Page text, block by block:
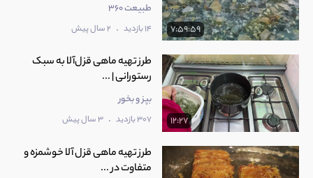
7:59:59
طبیعت 360
14 بازدید . 2 سال پیش
12:27
طرز تهیه ماهی قزل‌آلا به سبک
رستورانی | ...
بپز و بخور
307 بازدید . 3 سال پیش
طرز تهیه ماهی قزل آلا خوشمزه و
متفاوت در ...